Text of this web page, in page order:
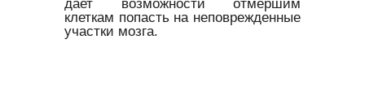
клеткам попасть на неповрежденные
участки мозга.